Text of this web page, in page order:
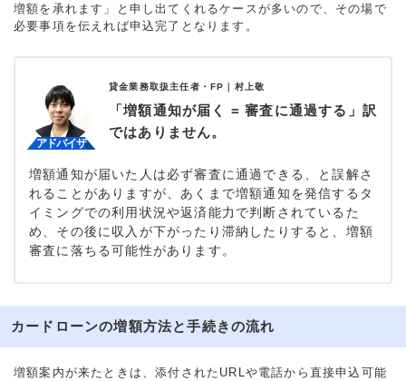
増額を承れます」と申し出てくれるケースが多いので、その場で
必要事項を伝えれば申込完了となります。
貸金業務取扱主任者・FP｜ 村上敬
「増額通知が届く = 審査に通過する」訳
ではありません。
増額通知が届いた人は必ず審査に通過できる、と誤解さ
れることがありますが、あくまで増額通知を発信するタ
イミングでの利用状況や返済能力で判断されているた
め、その後に収入が下がったり滞納したりすると、増額
審査に落ちる可能性があります。
カードローンの増額方法と手続きの流れ
増額案内が来たときは、添付されたURLや電話から直接申込可能